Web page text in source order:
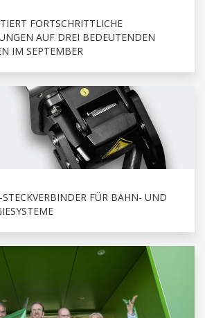
FORTSCHRITTLICHE
AUF DREI BEDEUTENDEN
IM SEPTEMBER
FÜR BAHN- UND